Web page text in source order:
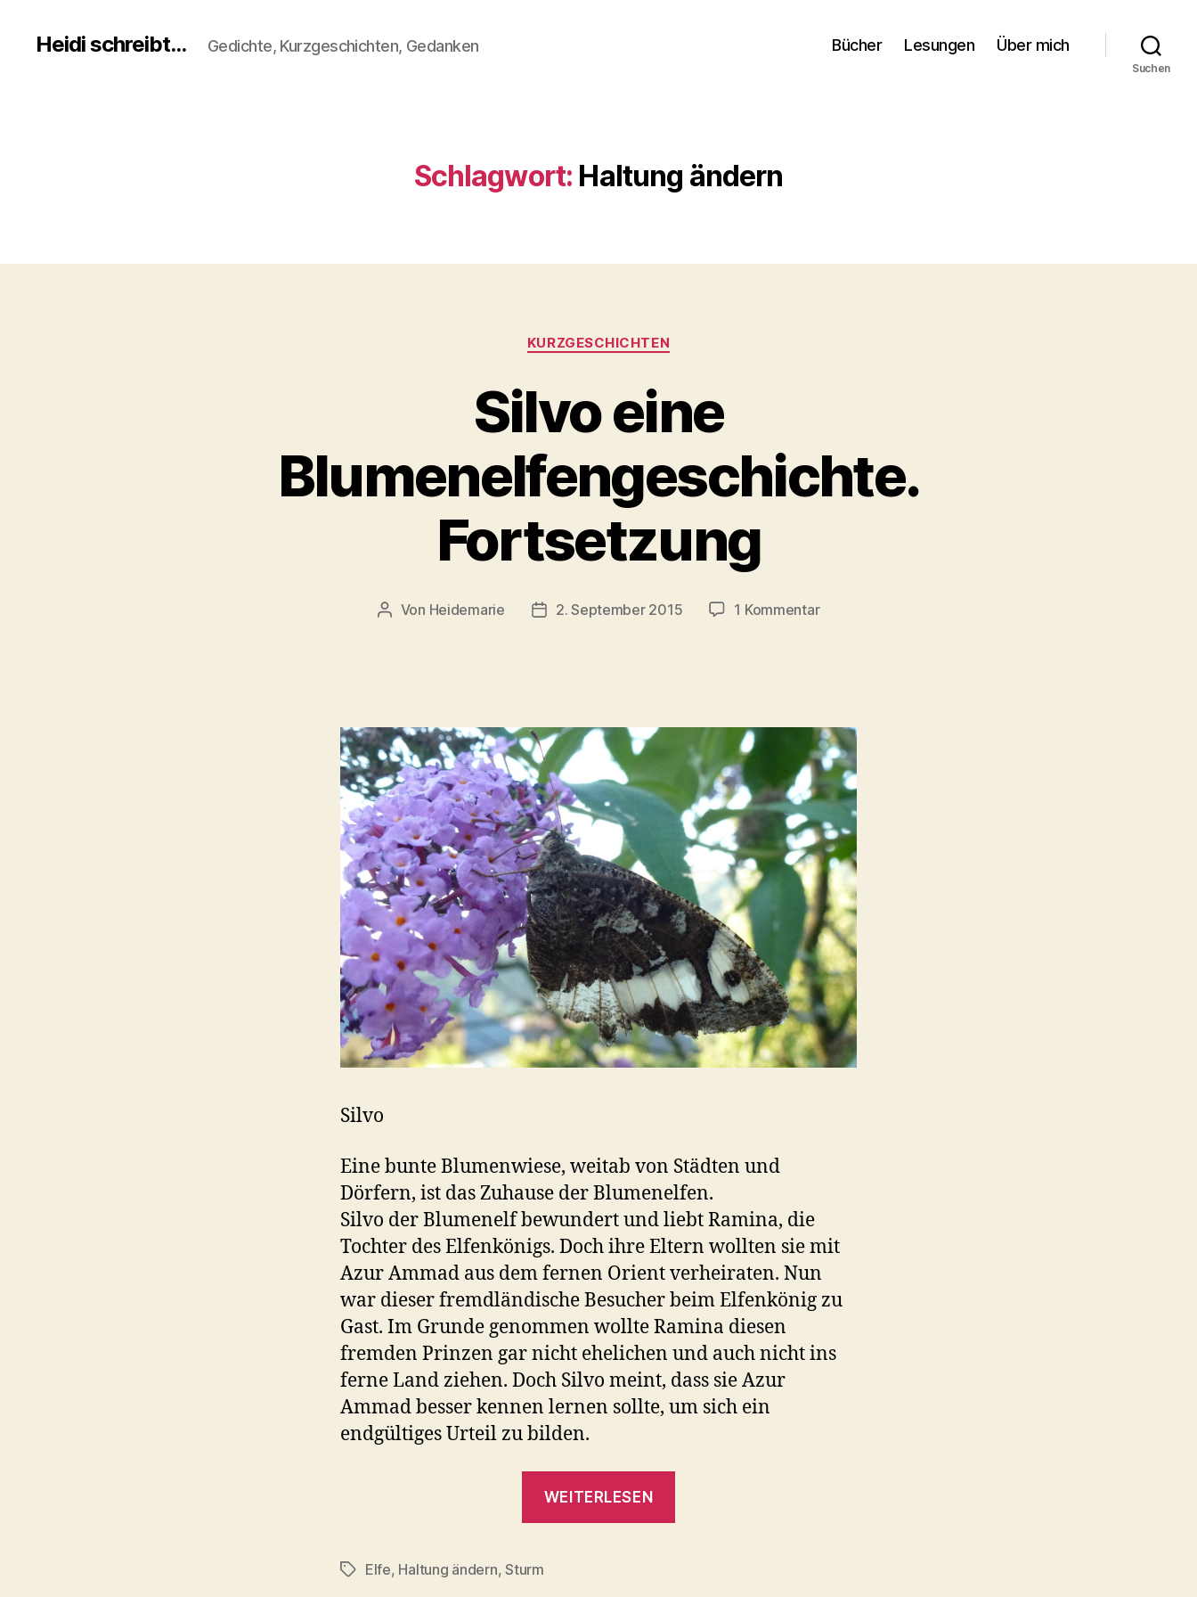
Heidi schreibt... Gedichte, Kurzgeschichten, Gedanken Bücher Lesungen Über mich
Suchen
Schlagwort: Haltung ändern
Kategorien
KURZGESCHICHTEN
Silvo eine
Blumenelfengeschichte.
Fortsetzung
Beitragsautor
Von Heidemarie Veröffentlichungsdatum
2. September 2015 1 Kommentarzu
Silvo
Eine bunte Blumenwiese, weitab von Städten und
Dörfern, ist das Zuhause der Blumenelfen.
Silvo der Blumenelf bewundert und liebt Ramina, die
Tochter des Elfenkönigs. Doch ihre Eltern wollten sie mit
Azur Ammad aus dem fernen Orient verheiraten. Nun
war dieser fremdländische Besucher beim Elfenkönig zu
Gast. Im Grunde genommen wollte Ramina diesen
fremden Prinzen gar nicht ehelichen und auch nicht ins
ferne Land ziehen. Doch Silvo meint, dass sie Azur
Ammad besser kennen lernen sollte, um sich ein
endgültiges Urteil zu bilden.
WEITERLESEN
Schlagwörter
Elfe, Haltung ändern,Sturm